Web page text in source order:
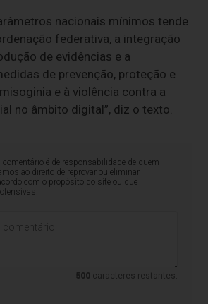
nacionais mínimos tende
federativa, a integração
de evidências e a
de prevenção, proteção e
e à violência contra a
no âmbito digital”, diz o texto.
comentário é de responsabilidade de quem
ao direito de reprovar ou eliminar
com o propósito do site ou que
500 caracteres restantes.